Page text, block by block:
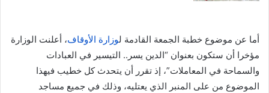
أما عن موضوع خطبة الجمعة القادمة لوزارة الأوقاف، أعلنت الوزارة
مؤخرا أن ستكون بعنوان “الدين يسر.. التيسير في العبادات
والسماحة في المعاملات”، إذ تقرر أن يتحدث كل خطيب فيهذا
الموضوع من على المنبر الذي يعتليه، وذلك في جميع مساجد